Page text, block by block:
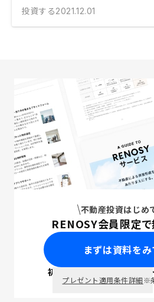
投資する2021.12.01
不動産投資はじめ
RENOSY会員限定で
まずは資料を
初回面談で ポイン
プレゼント適用条件詳細※